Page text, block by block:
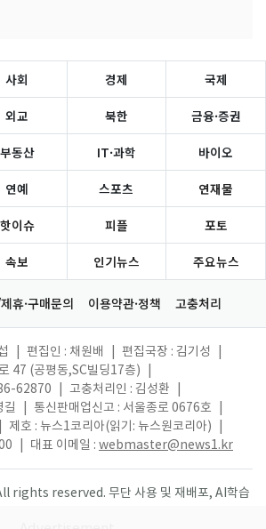
사회 경제 국제
외교 북한 금융·증권
부동산 IT·과학 바이오
연예 스포츠 연재물
핫이슈 피플 포토
속보 인기뉴스 주요뉴스
휴·구매문의 이용약관·정책 고충처리
편집인 : 채원배 편집국장 : 김기성
47 (공평동,SC빌딩17층)
62870
고충처리인 : 김성환
길
통신판매업신고 : 서울종로 0676호
제호 : 뉴스1코리아(읽기: 뉴스원코리아)
대표 이메일 : webmaster@news1.kr
reserved. 무단 사용 및 재배포, AI학습